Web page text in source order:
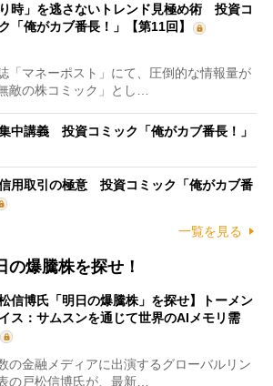
り時」を逃さないトレンド見極め術 投資コ
「俺がカブ番長！」【第11回】
「マネーポスト」にて、圧倒的な情報量が
敵の株コミック」とし…
中講義 投資コミック「俺がカブ番長！」
用取引の極意 投資コミック「俺がカブ番
一覧を見る
の爆騰株を探せ！
松信博氏「明日の爆騰株」を探せ】トーメン
ス：サムスンを通じて世界のAIメモリ需
の金融メディアに出演するグローバルリン
の戸松信博氏が、最新…